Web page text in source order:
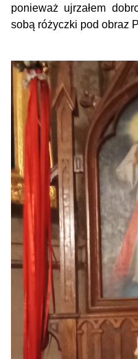
ponieważ ujrzałem
sobą różyczki pod obraz